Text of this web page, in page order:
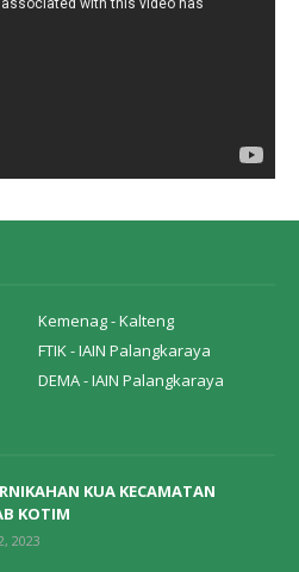
Kemenag - Kalteng
FTIK - IAIN Palangkaraya
DEMA - IAIN Palangkaraya
KUA KECAMATAN
KOTIM
2023